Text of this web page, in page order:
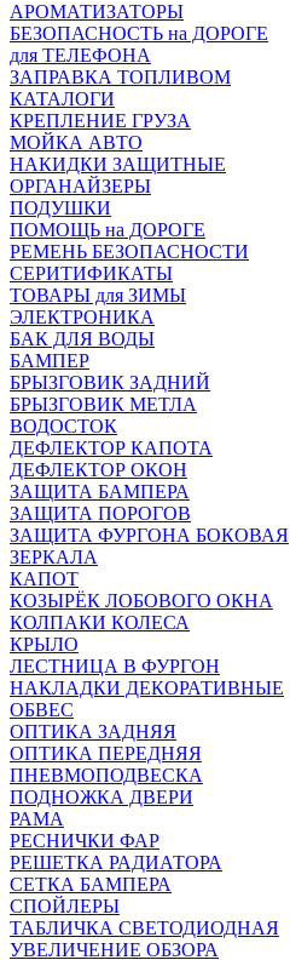
АРОМАТИЗАТОРЫ
БЕЗОПАСНОСТЬ на ДОРОГЕ
для ТЕЛЕФОНА
ЗАПРАВКА ТОПЛИВОМ
КАТАЛОГИ
КРЕПЛЕНИЕ ГРУЗА
МОЙКА АВТО
НАКИДКИ ЗАЩИТНЫЕ
ОРГАНАЙЗЕРЫ
ПОДУШКИ
ПОМОЩЬ на ДОРОГЕ
РЕМЕНЬ БЕЗОПАСНОСТИ
СЕРИТИФИКАТЫ
ТОВАРЫ для ЗИМЫ
ЭЛЕКТРОНИКА
БАК ДЛЯ ВОДЫ
БАМПЕР
БРЫЗГОВИК ЗАДНИЙ
БРЫЗГОВИК МЕТЛА
ВОДОСТОК
ДЕФЛЕКТОР КАПОТА
ДЕФЛЕКТОР ОКОН
ЗАЩИТА БАМПЕРА
ЗАЩИТА ПОРОГОВ
ЗАЩИТА ФУРГОНА БОКОВАЯ
ЗЕРКАЛА
КАПОТ
КОЗЫРЁК ЛОБОВОГО ОКНА
КОЛПАКИ КОЛЕСА
КРЫЛО
ЛЕСТНИЦА В ФУРГОН
НАКЛАДКИ ДЕКОРАТИВНЫЕ
ОБВЕС
ОПТИКА ЗАДНЯЯ
ОПТИКА ПЕРЕДНЯЯ
ПНЕВМОПОДВЕСКА
ПОДНОЖКА ДВЕРИ
РАМА
РЕСНИЧКИ ФАР
РЕШЕТКА РАДИАТОРА
СЕТКА БАМПЕРА
СПОЙЛЕРЫ
ТАБЛИЧКА СВЕТОДИОДНАЯ
УВЕЛИЧЕНИЕ ОБЗОРА